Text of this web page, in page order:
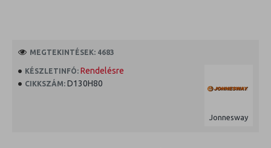
KÉSZLETINFÓ: Rendelésre
CIKKSZÁM: D130H80
Jonnesway
MEGTEKINTÉSEK: 4683